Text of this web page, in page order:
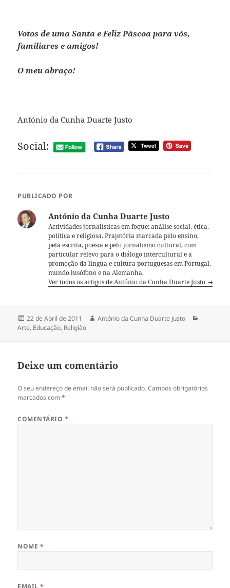
Votos de uma Santa e Feliz Páscoa para vós,
familiares e amigos!
O meu abraço!
António da Cunha Duarte Justo
Social:
PUBLICADO POR
António da Cunha Duarte Justo
Actividades jornalísticas em foque: análise social, ética,
política e religiosa. Prajetória marcada pelo ensino,
pela escrita, poesia e pelo jornalismo cultural, com
particular relevo para o diálogo intercultural e a
promoção da língua e cultura portuguesas em Portugal,
mundo lusófono e na Alemanha.
Ver todos os artigos de António da Cunha Duarte Justo
Publicado
a
22 de Abril de 2011 Autor
António da Cunha Duarte Justo
Arte, Educação, Religião
Deixe um comentário
O seu endereço de email não será publicado. Campos obrigatórios
marcados com*
COMENTÁRIO *
NOME *
EMAIL*